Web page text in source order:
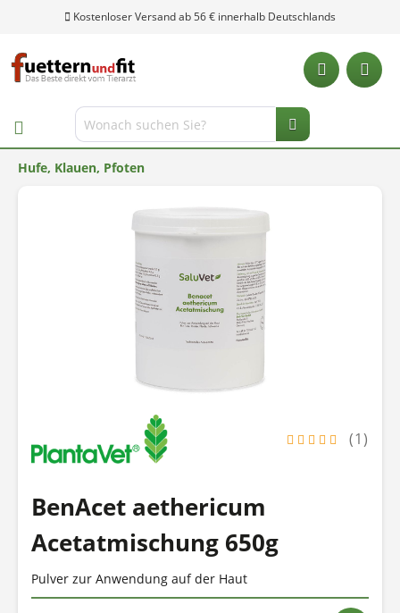
Kostenloser Versand ab 56 € innerhalb Deutschlands
Hufe, Klauen, Pfoten
(1)
BenAcet aethericum
Acetatmischung 650g
Pulver zur Anwendung auf der Haut